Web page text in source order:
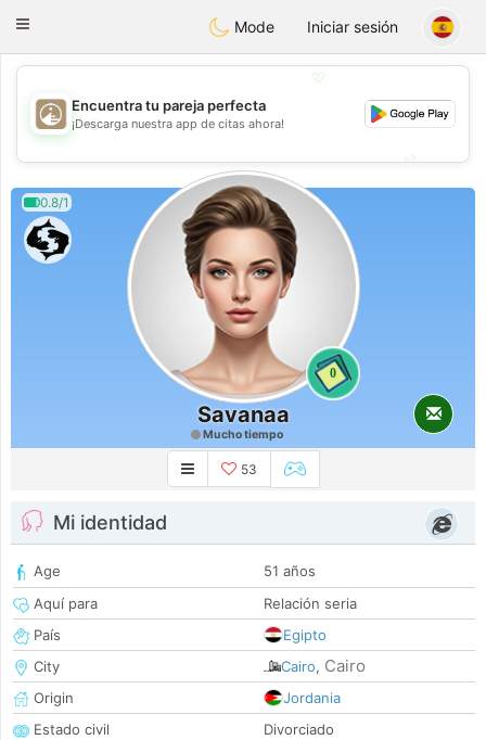
B ahebik
Toggle
Mode Iniciar sesión
💖
💕
Encuentra tu pareja perfecta
¡Descarga nuestra app de citas ahora!
0.8/1
0
Savanaa
Mucho tiempo
53
Mi identidad
Age
51 años
Aquí para
Relación seria
País
Egipto
City
Cairo, Cairo
Origin
Jordania
Estado civil
Divorciado